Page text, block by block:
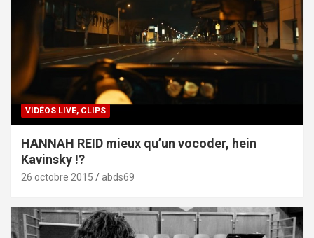
VIDÉOS LIVE, CLIPS
HANNAH REID mieux qu’un vocoder, hein
Kavinsky !?
26 octobre 2015 abds69